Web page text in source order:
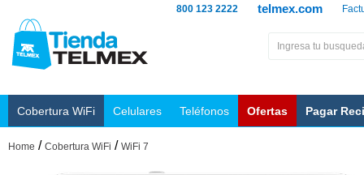
telmex.com
800 123 2222
Cobertura WiFi Celulares Teléfonos Ofertas Pagar
Home / Cobertura WiFi / WiFi 7